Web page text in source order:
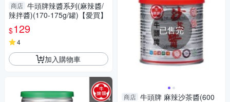
商店 牛頭牌辣醬系列(麻辣醬/
辣拌醬)(170-175g/罐)【愛買】
$129
4
加入購物車
已售完
商店 牛頭牌 麻辣沙茶醬(600